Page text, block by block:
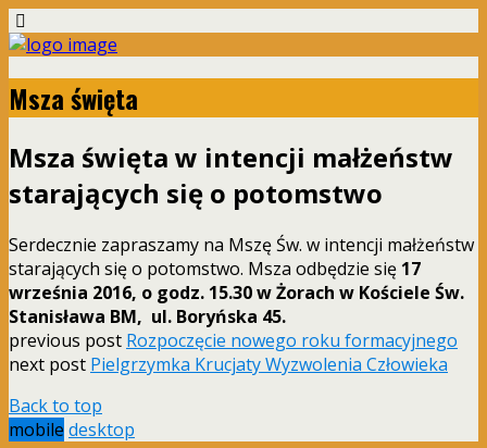
Msza święta
Msza święta w intencji małżeństw
starających się o potomstwo
Serdecznie zapraszamy na Mszę Św. w intencji małżeństw
starających się o potomstwo. Msza odbędzie się 17
września 2016, o godz. 15.30 w Żorach w Kościele Św.
Stanisława BM, ul. Boryńska 45.
previous post Rozpoczęcie nowego roku formacyjnego
next post Pielgrzymka Krucjaty Wyzwolenia Człowieka
Back to top
mobile desktop